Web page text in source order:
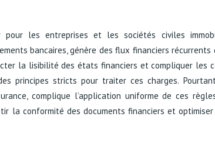
pour les entreprises et les sociétés civiles
bancaires, génère des flux financiers
la lisibilité des états financiers et compliquer les
principes stricts pour traiter ces charges.
complique l’application uniforme de ces
la conformité des documents financiers et